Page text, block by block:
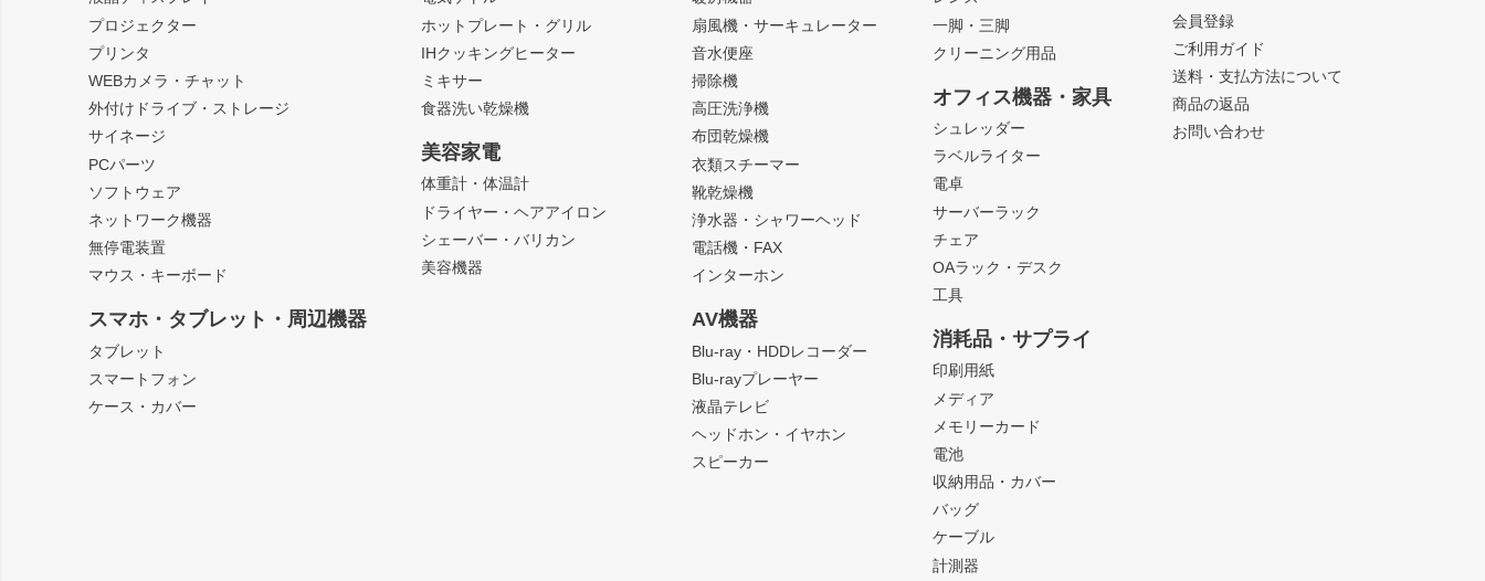
プロジェクター
プリンタ
WEBカメラ・チャット
外付けドライブ・ストレージ
サイネージ
PCパーツ
ソフトウェア
ネットワーク機器
無停電装置
マウス・キーボード
スマホ・タブレット・周辺機器
タブレット
スマートフォン
ケース・カバー
ホットプレート・グリル
IHクッキングヒーター
ミキサー
食器洗い乾燥機
美容家電
体重計・体温計
ドライヤー・ヘアアイロン
シェーバー・バリカン
美容機器
扇風機・サーキュレーター
音水便座
掃除機
高圧洗浄機
布団乾燥機
衣類スチーマー
靴乾燥機
浄水器・シャワーヘッド
電話機・FAX
インターホン
AV機器
Blu-ray・HDDレコーダー
Blu-rayプレーヤー
液晶テレビ
ヘッドホン・イヤホン
スピーカー
一脚・三脚
クリーニング用品
オフィス機器・家具
シュレッダー
ラベルライター
電卓
サーバーラック
チェア
OAラック・デスク
工具
消耗品・サプライ
印刷用紙
メディア
メモリーカード
電池
収納用品・カバー
バッグ
ケーブル
計測器
会員登録
ご利用ガイド
送料・支払方法について
商品の返品
お問い合わせ